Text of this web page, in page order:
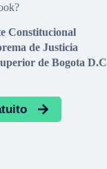
Constitucional
de Justicia
de Bogota D.C